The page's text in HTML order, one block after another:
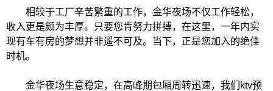
相较于工厂辛苦繁重的工作，金华夜场不仅工作轻松，
收入更是颇为丰厚。只要您肯努力拼搏，在这里，一年内实
现有车有房的梦想并非遥不可及。当下，正是您加入的绝佳
时机。
金华夜场生意稳定，在高峰期包厢周转迅速，我们ktv预